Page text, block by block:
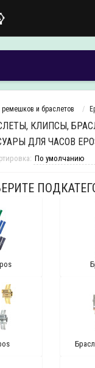
ремешков и браслетов
КЛИПСЫ,
ДЛЯ ЧАСОВ